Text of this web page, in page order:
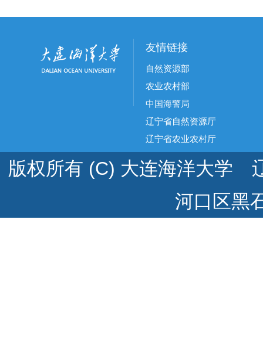
友情链接
自然资源部
农业农村部
中国海警局
辽宁省自然资源厅
辽宁省农业农村厅
版权所有 (C) 大连海洋大学
河口区黑